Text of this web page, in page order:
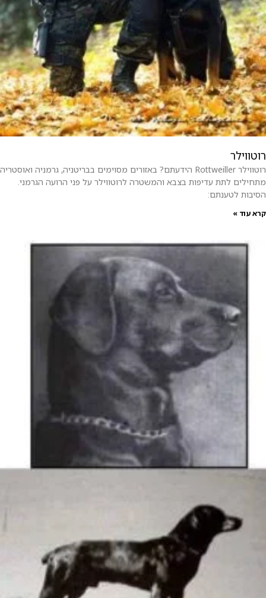
רוטווילר
רוטווילר Rottweiller הידעתם? באזורים מסוימים בבריטניה, גרמניה ואוסטריה
מתחילים לתת עדיפות בצבא והמשטרה לרוטווילר על פני הרועה הגרמני.
הסיבות לטענתם:
קרא עוד »